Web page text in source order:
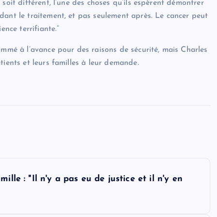
différent, l’une des choses qu’ils espèrent démontrer
le traitement, et pas seulement après. Le cancer peut
terrifiante.”
à l’avance pour des raisons de sécurité, mais Charles
et leurs familles à leur demande.
: "Il n'y a pas eu de justice et il n'y en